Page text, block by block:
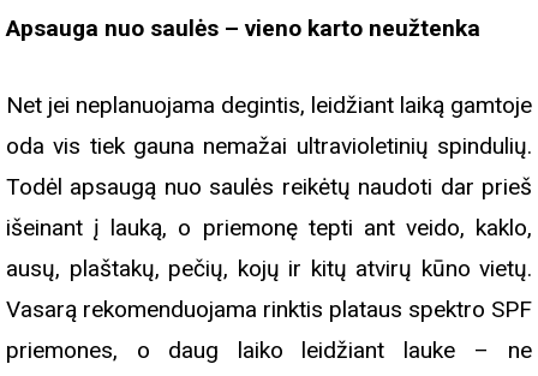
Apsauga nuo saulės – vieno karto neužtenka
Net jei neplanuojama degintis, leidžiant laiką gamtoje
oda vis tiek gauna nemažai ultravioletinių spindulių.
Todėl apsaugą nuo saulės reikėtų naudoti dar prieš
išeinant į lauką, o priemonę tepti ant veido, kaklo,
ausų, plaštakų, pečių, kojų ir kitų atvirų kūno vietų.
Vasarą rekomenduojama rinktis plataus spektro SPF
priemones, o daug laiko leidžiant lauke – ne